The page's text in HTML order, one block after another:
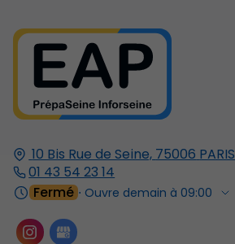
10 Bis Rue de Seine, 75006 PARIS
01 43 54 23 14
Fermé ⋅ Ouvre demain à 09:00